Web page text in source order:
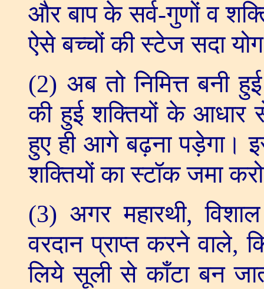
और बाप के सर्व-गुणों व
ऐसे बच्चों की स्टेज सदा
(2) अब तो निमित्त बनी
की हुई शक्तियों के आधार
हुए ही आगे बढ़ना पड़ेगा।
शक्तियों का स्टॉक जमा
(3) अगर महारथी,
वरदान प्राप्त करने वाले,
लिये सूली से काँटा बन